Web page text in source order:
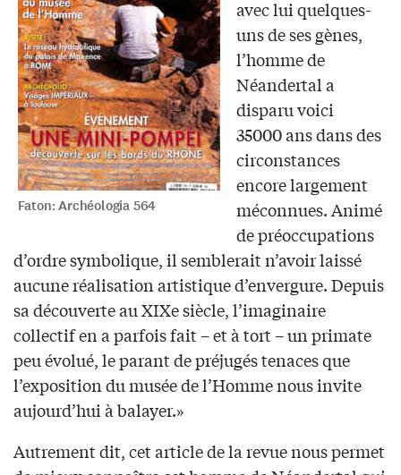
Faton: Archéologia 564
avec lui quelques-
uns de ses gènes,
l’homme de
Néandertal a
disparu voici
35000 ans dans des
circonstances
encore largement
méconnues. Animé
de préoccupations
d’ordre symbolique, il semblerait n’avoir laissé
aucune réalisation artistique d’envergure. Depuis
sa découverte au XIXe siècle, l’imaginaire
collectif en a parfois fait – et à tort – un primate
peu évolué, le parant de préjugés tenaces que
l’exposition du musée de l’Homme nous invite
aujourd’hui à balayer.»
Autrement dit, cet article de la revue nous permet